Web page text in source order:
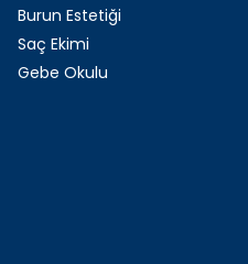
Burun Estetiği
Saç Ekimi
Gebe Okulu